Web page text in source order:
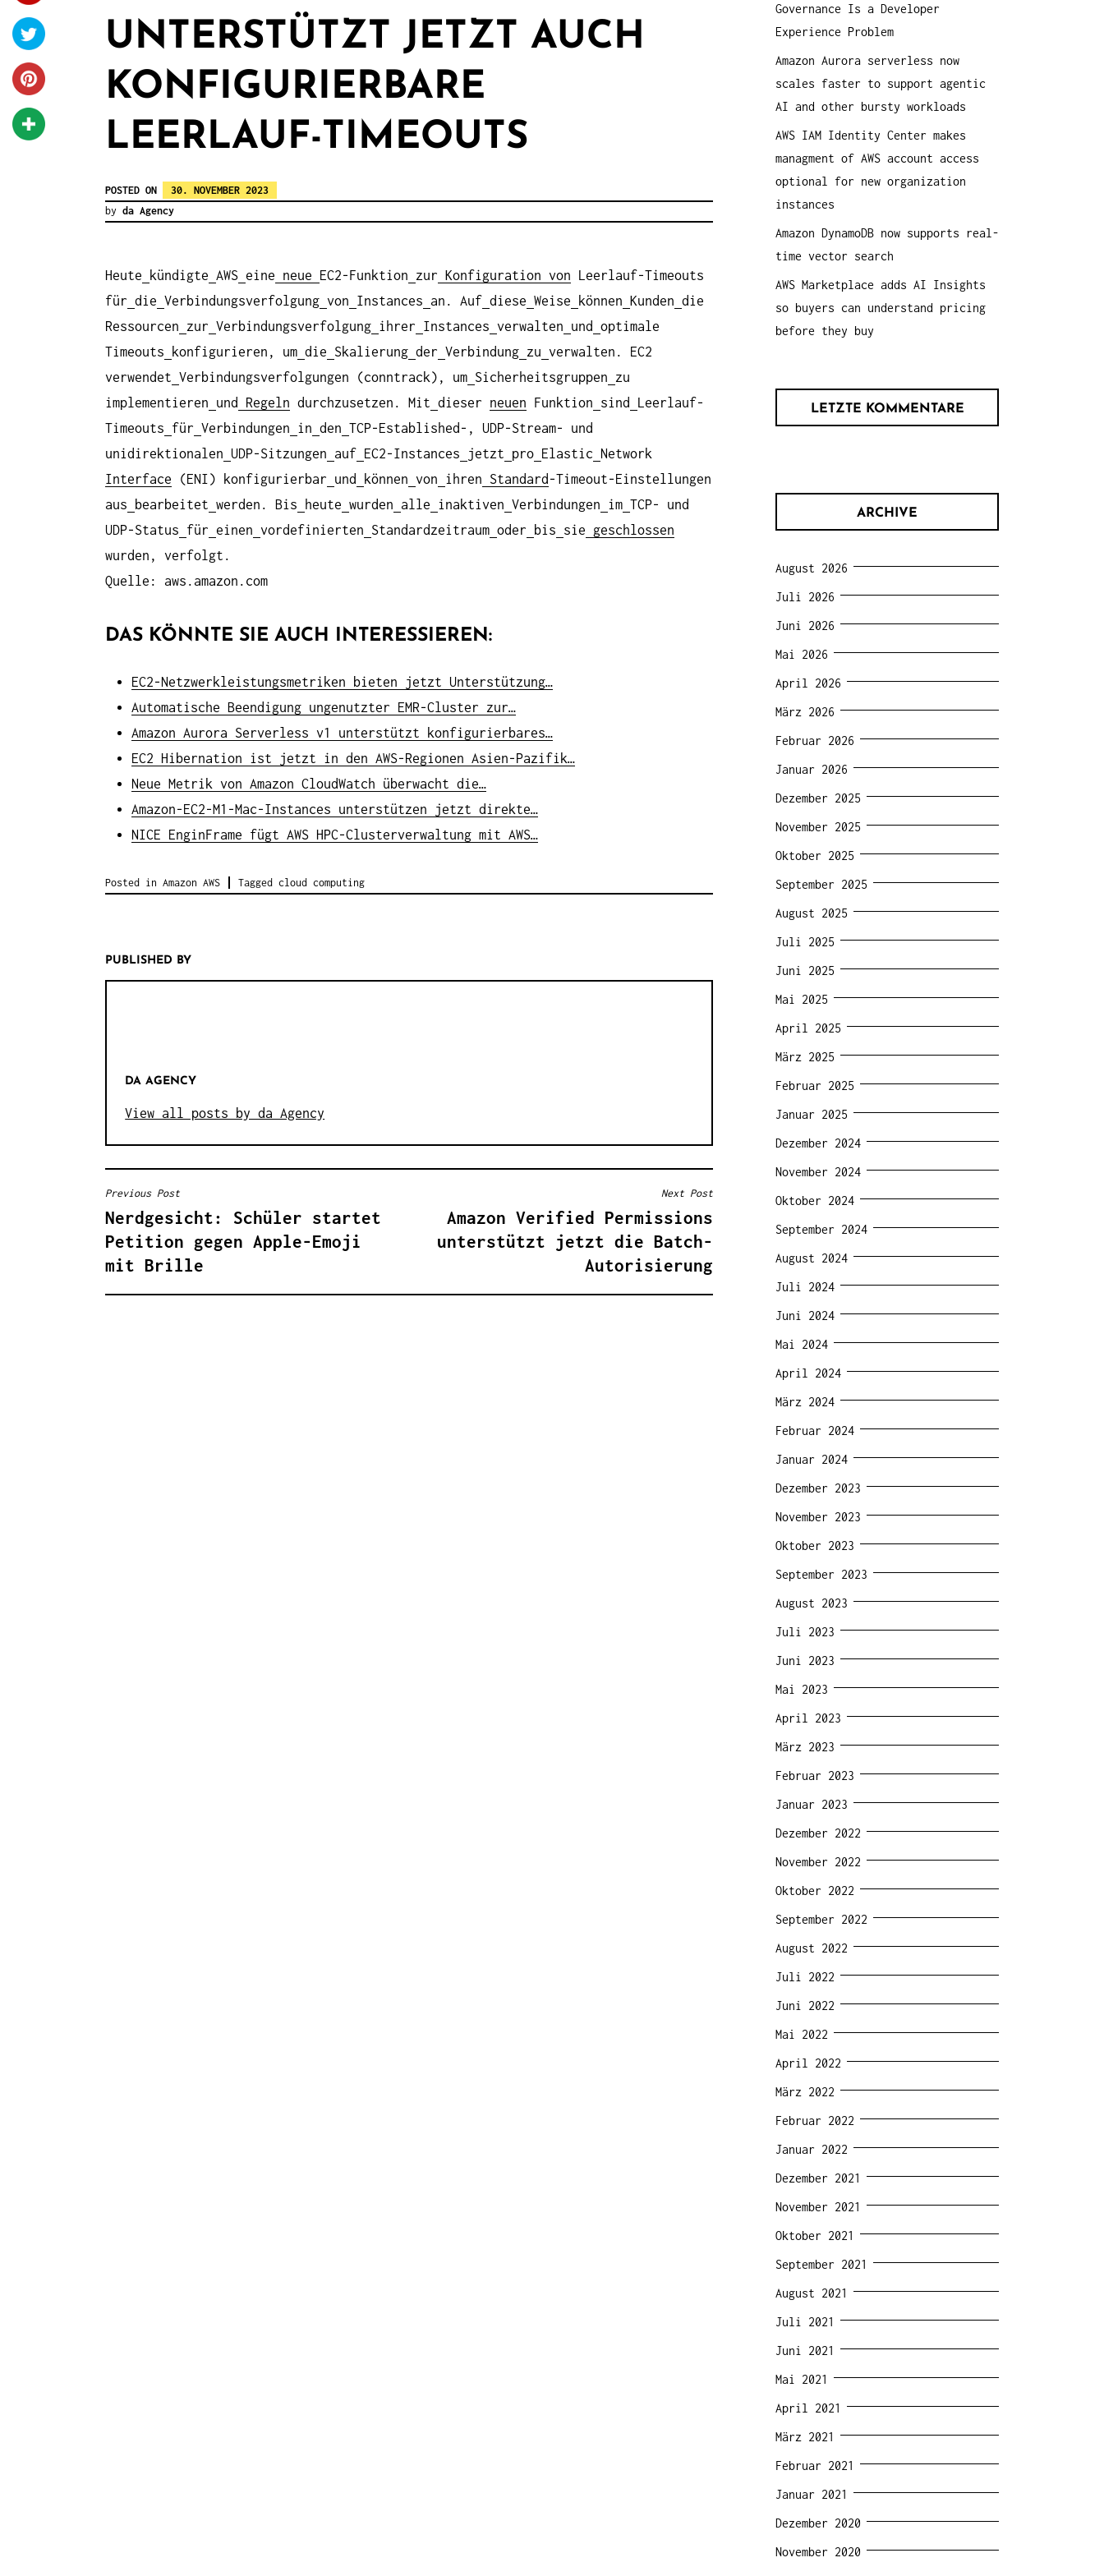
UNTERSTÜTZT JETZT AUCH
KONFIGURIERBARE
LEERLAUF-TIMEOUTS
POSTED ON
30. NOVEMBER 2023
by da Agency
Heute kündigte AWS eine neue EC2-Funktion zur Konfiguration von Leerlauf-Timeouts
für die Verbindungsverfolgung von Instances an. Auf diese Weise können Kunden die
Ressourcen
zur Verbindungsverfolgung ihrer Instances verwalten und
optimale
Timeouts
konfigurieren, um die Skalierung der Verbindung zu verwalten. EC2
verwendet Verbindungsverfolgungen (conntrack), um Sicherheitsgruppen
zu
implementieren
und Regeln durchzusetzen. Mit dieser neuen Funktion sind
Leerlauf-
Timeouts
für Verbindungen in den TCP-Established-, UDP-Stream- und
unidirektionalen UDP-Sitzungen auf EC2-Instances jetzt pro Elastic
Network
Interface (ENI) konfigurierbar und können von ihren Standard -Timeout-Einstellungen
aus
bearbeitet werden. Bis heute wurden alle inaktiven Verbindungen im TCP- und
UDP-Status
für einen vordefinierten Standardzeitraum oder bis sie geschlossen
wurden, verfolgt.
Quelle: aws.amazon.com
DAS KÖNNTE SIE AUCH INTERESSIEREN:
EC2-Netzwerkleistungsmetriken bieten jetzt Unterstützung…
Automatische Beendigung ungenutzter EMR-Cluster zur…
Amazon Aurora Serverless v1 unterstützt konfigurierbares…
EC2 Hibernation ist jetzt in den AWS-Regionen Asien-Pazifik…
Neue Metrik von Amazon CloudWatch überwacht die…
Amazon-EC2-M1-Mac-Instances unterstützen jetzt direkte…
NICE EnginFrame fügt AWS HPC-Clusterverwaltung mit AWS…
Posted in Amazon AWS Tagged cloud computing
PUBLISHED BY
DA AGENCY
View all posts by da Agency
B
E
I
T
Previous Post
Nerdgesicht: Schüler startet
Petition gegen Apple-Emoji
mit Brille
Next Post
Amazon Verified Permissions
unterstützt jetzt die Batch-
Autorisierung
a
c
h
:
Governance Is a Developer
Experience Problem
Amazon Aurora serverless now
scales faster to support agentic
AI and other bursty workloads
AWS IAM Identity Center makes
managment of AWS account access
optional for new organization
instances
Amazon DynamoDB now supports real-
time vector search
AWS Marketplace adds AI Insights
so buyers can understand pricing
before they buy
LETZTE KOMMENTARE
ARCHIVE
August 2026
Juli 2026
Juni 2026
Mai 2026
April 2026
März 2026
Februar 2026
Januar 2026
Dezember 2025
November 2025
Oktober 2025
September 2025
August 2025
Juli 2025
Juni 2025
Mai 2025
April 2025
März 2025
Februar 2025
Januar 2025
Dezember 2024
November 2024
Oktober 2024
September 2024
August 2024
Juli 2024
Juni 2024
Mai 2024
April 2024
März 2024
Februar 2024
Januar 2024
Dezember 2023
November 2023
Oktober 2023
September 2023
August 2023
Juli 2023
Juni 2023
Mai 2023
April 2023
März 2023
Februar 2023
Januar 2023
Dezember 2022
November 2022
Oktober 2022
September 2022
August 2022
Juli 2022
Juni 2022
Mai 2022
April 2022
März 2022
Februar 2022
Januar 2022
Dezember 2021
November 2021
Oktober 2021
September 2021
August 2021
Juli 2021
Juni 2021
Mai 2021
April 2021
März 2021
Februar 2021
Januar 2021
Dezember 2020
November 2020